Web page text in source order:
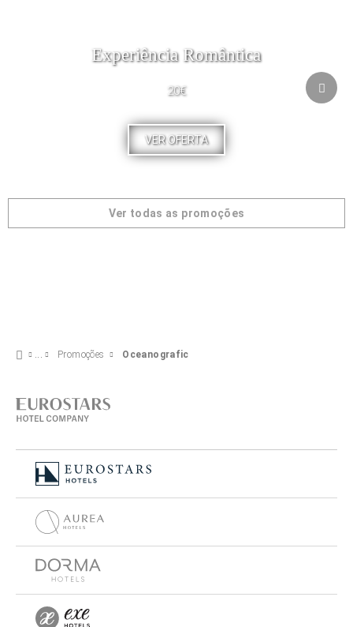
Experiência Romântica
20€
VER OFERTA
Ver todas as promoções
Promoções Oceanografic